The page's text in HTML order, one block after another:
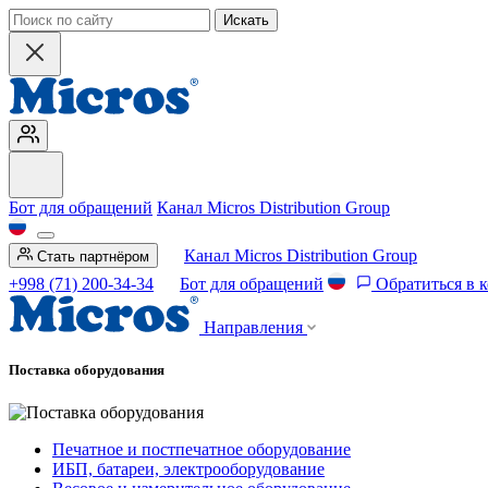
Искать
Бот для обращений Канал Micros Distribution Group
Стать партнёром
Канал Micros Distribution Group
+998 (71) 200-34-34
Бот для обращений Обратиться в
Направления
Поставка оборудования
Печатное и постпечатное оборудование
ИБП, батареи, электрооборудование